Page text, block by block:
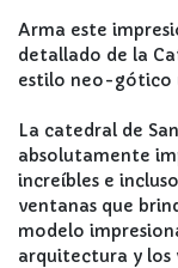
Arma este
detallado de la
estilo neo-gótico
La catedral de
absolutamente
increíbles e
ventanas que
modelo
arquitectura y los